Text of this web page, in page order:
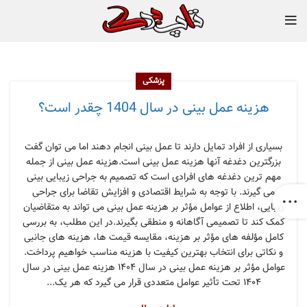
پزشکی
هزینه عمل بینی در سال 1404 چقدر است؟
بسیاری از افراد تمایل دارند تا عمل بینی انجام دهند اما می توان گفت
بزرگترین دغدغه آنها هزینه عمل بینی است.هزینه عمل بینی از جمله
مهم ترین دغدغه های افرادی است که تصمیم به جراحی زیبایی بینی
می گیرند. با توجه به شرایط اقتصادی و افزایش تقاضا برای جراحی
زیبایی، اطلاع از عوامل مؤثر بر هزینه عمل بینی می تواند به متقاضیان
کمک کند تا تصمیمی آگاهانه و منطقی بگیرند.در این مطلب، به بررسی
کامل مؤلفه های مؤثر بر هزینه، مقایسه قیمت ها، هزینه های جانبی
و نکاتی برای انتخاب بهترین کیفیت با هزینه مناسب خواهیم پرداخت.
عوامل مؤثر بر هزینه عمل بینی در سال ۱۴۰۴ هزینه عمل بینی در سال
۱۴۰۴ تحت تأثیر عوامل متعددی قرار می گیرد که هر یک...